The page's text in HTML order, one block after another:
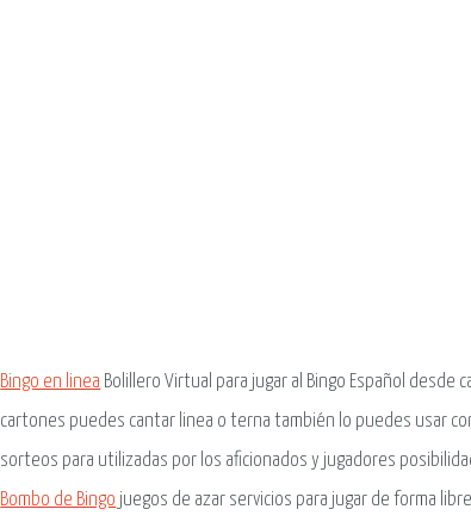
Bingo en linea Bolillero Virtual para jugar al Bingo Español
cartones puedes cantar linea o terna también lo puedes usar
sorteos para utilizadas por los aficionados y jugadores
Bombo de Bingo juegos de azar servicios para jugar de forma